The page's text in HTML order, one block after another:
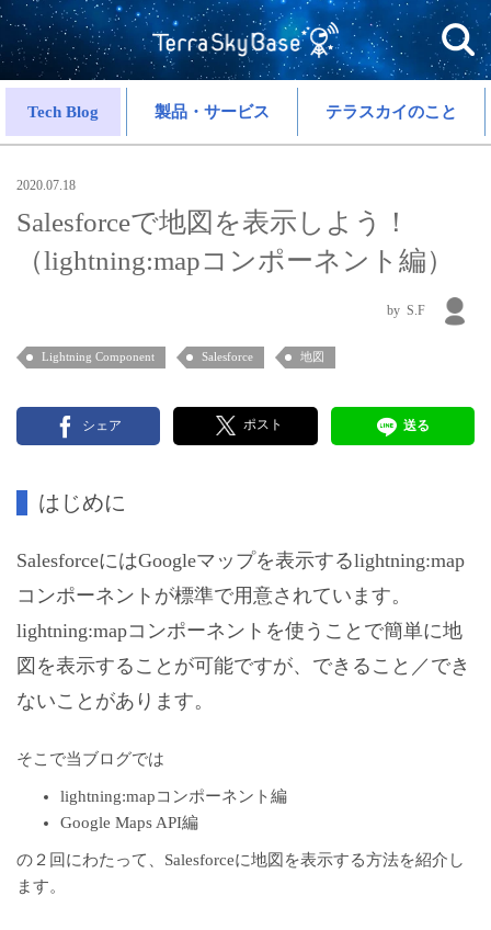
Tech Blog 製品・サービス テラスカイのこと
2020.07.18
Salesforceで地図を表示しよう！
（lightning:mapコンポーネント編）
S.F
Lightning Component Salesforce 地図
シェア ポスト 送る
はじめに
SalesforceにはGoogleマップを表示するlightning:map
コンポーネントが標準で用意されています。
lightning:mapコンポーネントを使うことで簡単に地
図を表示することが可能ですが、できること／でき
ないことがあります。
そこで当ブログでは
lightning:mapコンポーネント編
Google Maps API編
の２回にわたって、Salesforceに地図を表示する方法を紹介し
ます。